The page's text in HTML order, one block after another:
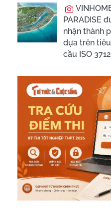
PARADISE
nhận thành
dựa trên
cầu ISO